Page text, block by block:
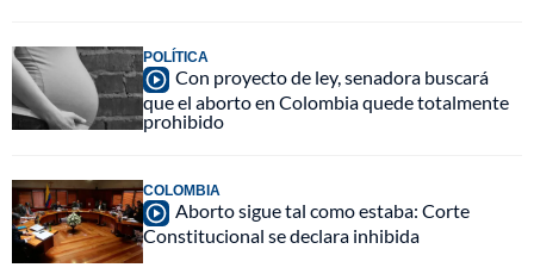
POLÍTICA
Con proyecto de ley, senadora buscará
que el aborto en Colombia quede totalmente
prohibido
COLOMBIA
Aborto sigue tal como estaba: Corte
Constitucional se declara inhibida